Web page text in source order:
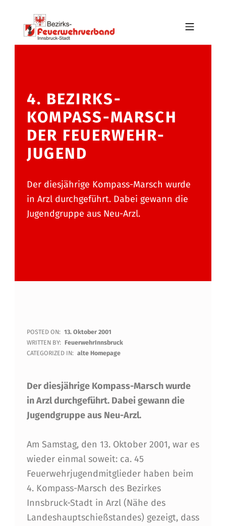
Skip to main navigation
Skip to main content
Skip to footer
BFV INNSBRUCK-STADT
4. BEZIRKS-
KOMPASS-MARSCH
DER FEUERWEHR-
JUGEND
Der diesjährige Kompass-Marsch wurde
in Arzl durchgeführt. Dabei gewann die
Jugendgruppe aus Neu-Arzl.
4
.
E
Z
R
K
S
-
K
POSTED ON: 13. Oktober 2001
WRITTEN BY: FeuerwehrInnsbruck
CATEGORIZED IN: alte Homepage
Der diesjährige Kompass-Marsch wurde
in Arzl durchgeführt. Dabei gewann die
Jugendgruppe aus Neu-Arzl.
Am Samstag, den 13. Oktober 2001, war es
wieder einmal soweit: ca. 45
Feuerwehrjugendmitglieder haben beim
4. Kompass-Marsch des Bezirkes
Innsbruck-Stadt in Arzl (Nähe des
Landeshauptschießstandes) gezeigt, dass